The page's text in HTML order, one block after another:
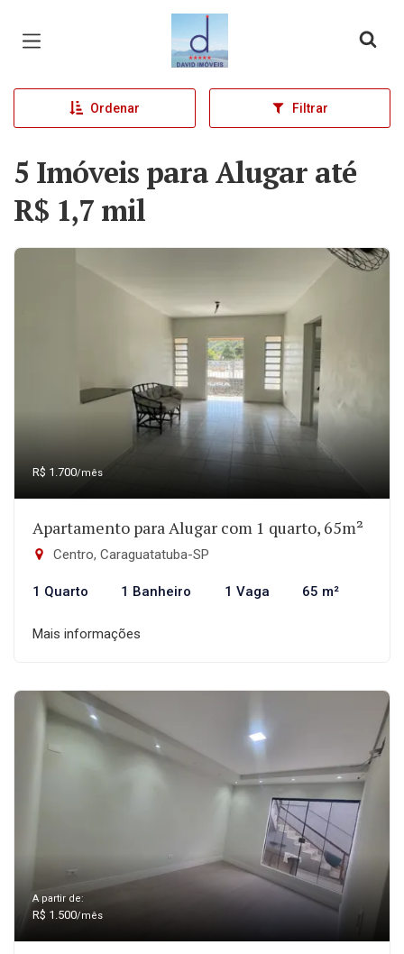
Página inicial
Ordenar Filtrar
5 Imóveis para Alugar até
R$ 1,7 mil
R$ 1.700/mês
Apartamento para Alugar com 1 quarto, 65m²
Centro, Caraguatatuba-SP
1 Quarto 1 Banheiro 1 Vaga 65 m²
Mais informações
A partir de:
R$ 1.500/mês